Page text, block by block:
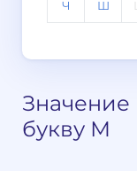
Ч Ш
Значение
букву М